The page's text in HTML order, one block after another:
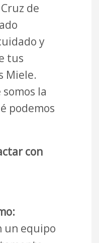
de
y
tus
Miele.
la
podemos
con
un equipo